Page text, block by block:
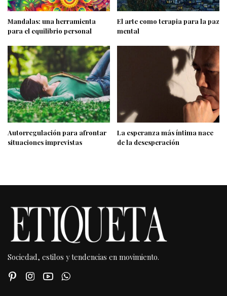
Mandalas: una herramienta
para el equilibrio personal
El arte como terapia para la paz
mental
Autorregulación para afrontar
situaciones imprevistas
La esperanza más íntima nace
de la desesperación
Sociedad, estilos y tendencias en movimiento.